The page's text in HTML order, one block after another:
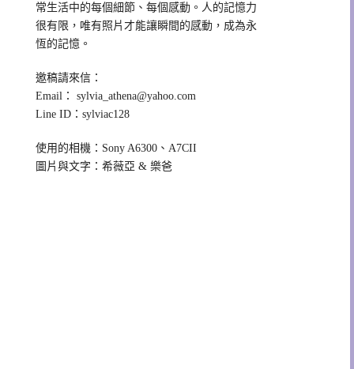
常生活中的每個細節、每個感動。人的記憶力
很有限，唯有照片才能讓瞬間的感動，成為永
恆的記憶。
邀稿請來信：
Email：
sylvia_athena@yahoo.com
Line ID：sylviac128
使用的相機：Sony A6300、A7CII
圖片與文字：希薇亞 & 樂爸